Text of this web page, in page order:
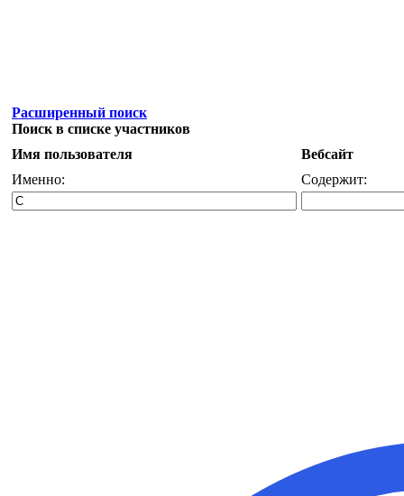
Расширенный поиск
Поиск в списке участников
Имя пользователя
Вебсайт
Именно:
Содержит: